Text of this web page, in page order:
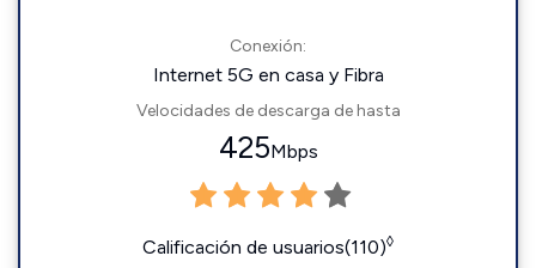
Conexión:
Internet 5G en casa y Fibra
Velocidades de descarga de hasta
425Mbps
Calificación de usuarios(110)◊